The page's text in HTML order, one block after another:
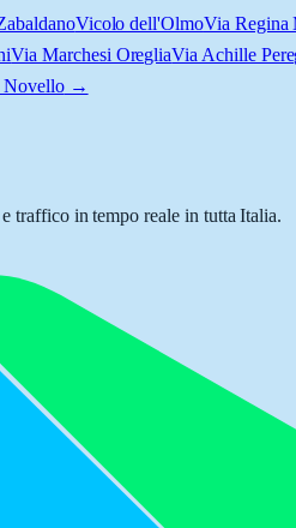
Vicolo dell'OlmoVia Regina
Via Marchesi OregliaVia Achille
Novello→
traffico in tempo reale in tutta Italia.